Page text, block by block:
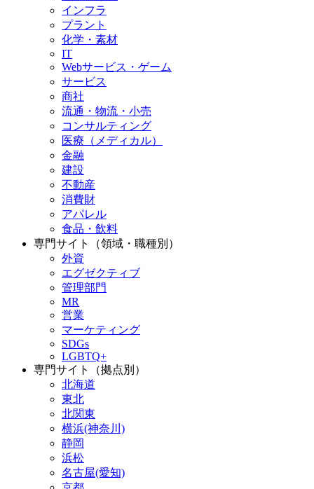
インフラ
プラント
化学・素材
IT
Webサービス・ゲーム
サービス
商社
流通・物流・小売
コンサルティング
医療（メディカル）
金融
建設
不動産
消費財
アパレル
食品・飲料
専門サイト（領域・職種別）
外資
エグゼクティブ
管理部門
MR
営業
マーケティング
SDGs
LGBTQ+
専門サイト（拠点別）
北海道
東北
北関東
横浜(神奈川)
静岡
浜松
名古屋(愛知)